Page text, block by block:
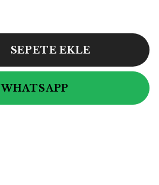
SEPETE EKLE
WHATSAPP